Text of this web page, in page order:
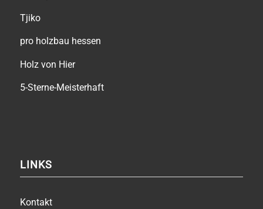
Tjiko
pro holzbau hessen
Holz von Hier
5-Sterne-Meisterhaft
LINKS
Kontakt